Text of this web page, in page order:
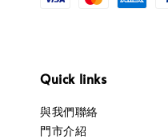
Quick links
與我們聯絡
門市介紹